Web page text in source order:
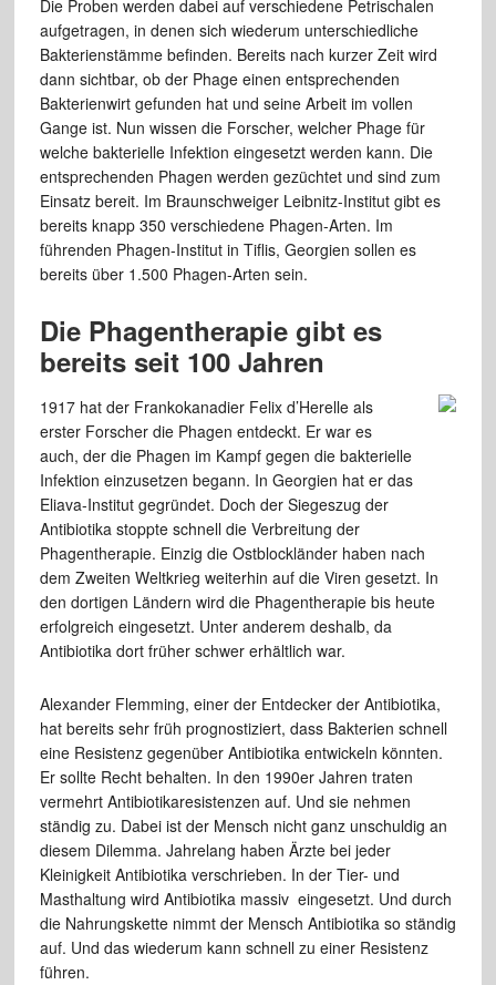
Die Proben werden dabei auf verschiedene Petrischalen
aufgetragen, in denen sich wiederum unterschiedliche
Bakterienstämme befinden. Bereits nach kurzer Zeit wird
dann sichtbar, ob der Phage einen entsprechenden
Bakterienwirt gefunden hat und seine Arbeit im vollen
Gange ist. Nun wissen die Forscher, welcher Phage für
welche bakterielle Infektion eingesetzt werden kann. Die
entsprechenden Phagen werden gezüchtet und sind zum
Einsatz bereit. Im Braunschweiger Leibnitz-Institut gibt es
bereits knapp 350 verschiedene Phagen-Arten. Im
führenden Phagen-Institut in Tiflis, Georgien sollen es
bereits über 1.500 Phagen-Arten sein.
Die Phagentherapie gibt es
bereits seit 100 Jahren
1917 hat der Frankokanadier Felix d’Herelle als
erster Forscher die Phagen entdeckt. Er war es
auch, der die Phagen im Kampf gegen die bakterielle
Infektion einzusetzen begann. In Georgien hat er das
Eliava-Institut gegründet. Doch der Siegeszug der
Antibiotika stoppte schnell die Verbreitung der
Phagentherapie. Einzig die Ostblockländer haben nach
dem Zweiten Weltkrieg weiterhin auf die Viren gesetzt. In
den dortigen Ländern wird die Phagentherapie bis heute
erfolgreich eingesetzt. Unter anderem deshalb, da
Antibiotika dort früher schwer erhältlich war.
Alexander Flemming, einer der Entdecker der Antibiotika,
hat bereits sehr früh prognostiziert, dass Bakterien schnell
eine Resistenz gegenüber Antibiotika entwickeln könnten.
Er sollte Recht behalten. In den 1990er Jahren traten
vermehrt Antibiotikaresistenzen auf. Und sie nehmen
ständig zu. Dabei ist der Mensch nicht ganz unschuldig an
diesem Dilemma. Jahrelang haben Ärzte bei jeder
Kleinigkeit Antibiotika verschrieben. In der Tier- und
Masthaltung wird Antibiotika massiv eingesetzt. Und durch
die Nahrungskette nimmt der Mensch Antibiotika so ständig
auf. Und das wiederum kann schnell zu einer Resistenz
führen.